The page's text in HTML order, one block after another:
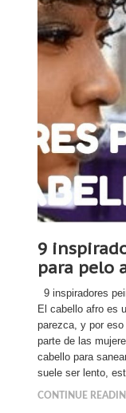
9
para pelo
9 inspiradores
El cabello afro es
parezca, y por
parte de las
cabello para
suele ser lento,
CONTINUE